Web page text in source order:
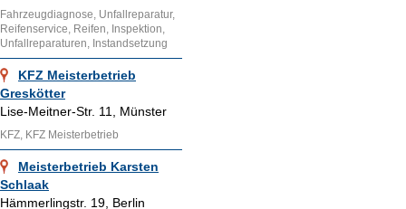
Fahrzeugdiagnose, Unfallreparatur,
Reifenservice, Reifen, Inspektion,
Unfallreparaturen, Instandsetzung
KFZ Meisterbetrieb
Greskötter
Lise-Meitner-Str. 11, Münster
KFZ, KFZ Meisterbetrieb
Meisterbetrieb Karsten
Schlaak
Hämmerlingstr. 19, Berlin